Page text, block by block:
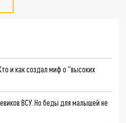
и как создал миф о "высоких
ВСУ. Но беды для малышей не